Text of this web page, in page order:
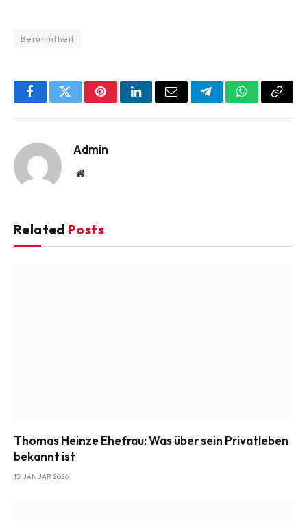
Berühmtheit
FacebookTwitterPinterestLinkedInEmail TelegramWhatsApp
Copy
Admin
Website
Related Posts
Thomas Heinze Ehefrau: Was über sein Privatleben
bekannt ist
15. JANUAR 2026